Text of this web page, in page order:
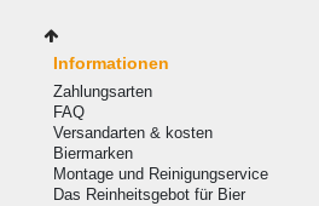
Informationen
Zahlungsarten
FAQ
Versandarten & kosten
Biermarken
Montage und Reinigungservice
Das Reinheitsgebot für Bier